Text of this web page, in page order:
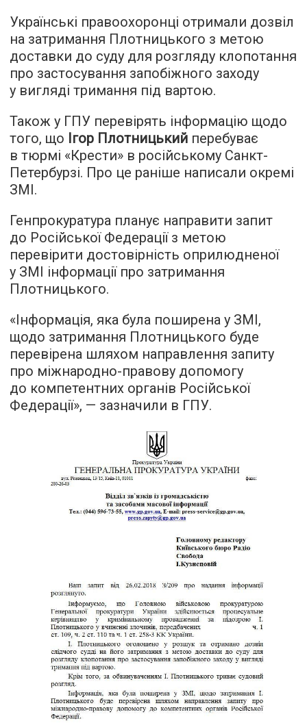
Українські правоохоронці отримали дозвіл
на затримання Плотницького з метою
доставки до суду для розгляду клопотання
про застосування запобіжного заходу
у вигляді тримання під вартою.
Також у ГПУ перевірять інформацію щодо
того, що Ігор Плотницький перебуває
в тюрмі «Крести» в російському Санкт-
Петербурзі. Про це раніше написали окремі
ЗМІ.
Генпрокуратура планує направити запит
до Російської Федерації з метою
перевірити достовірність оприлюдненої
у ЗМІ інформації про затримання
Плотницького.
«Інформація, яка була поширена у ЗМІ,
щодо затримання Плотницького буде
перевірена шляхом направлення запиту
про міжнародно-правову допомогу
до компетентних органів Російської
Федерації», — зазначили в ГПУ.